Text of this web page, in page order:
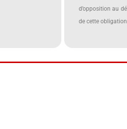
d’opposition au
de cette obligation.